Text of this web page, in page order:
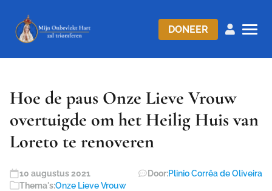
DONEER
Hoe de paus Onze Lieve Vrouw
overtuigde om het Heilig Huis van
Loreto te renoveren
10 augustus 2021 Door:Plinio Corrêa de Oliveira
Thema's:Onze Lieve Vrouw